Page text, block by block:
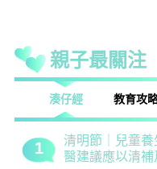
親子最關注
湊仔經 教育攻
1
清明節｜兒童
醫建議應以清